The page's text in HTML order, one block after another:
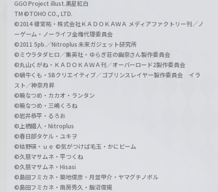
GGO Project illust.黒星紅白
TM ©TOHO CO., LTD.
©2014 榎宮祐・株式会社ＫＡＤＯＫＡＷＡ メディアファクトリー刊／ノ
ーゲーム・ノーライフ全権代理委員会
©2011 5pb.／Nitroplus 未来ガジェット研究所
©ミウラタダヒロ／集英社・ゆらぎ荘の幽奈さん製作委員会
©丸山くがね・ＫＡＤＯＫＡＷＡ刊／オーバーロード2製作委員会
©蝸牛くも・SBクリエイティブ／ゴブリンスレイヤー製作委員会 イラ
スト／神奈月昇
©暁なつめ・カカオ・ランタン
©暁なつめ・三嶋くろね
©岩井恭平・るろお
©上栖綴人・Nitroplus
©春日部タケル・ユキヲ
©枯野瑛・ｕｅ ©気がつけば毛玉・かにビーム
©久慈マサムネ・平つくね
©久慈マサムネ・Hisasi
©島田フミカネ・築地俊彦・月並甲介・ヤマグチノボル
©島田フミカネ・南房秀久・飯沼俊規